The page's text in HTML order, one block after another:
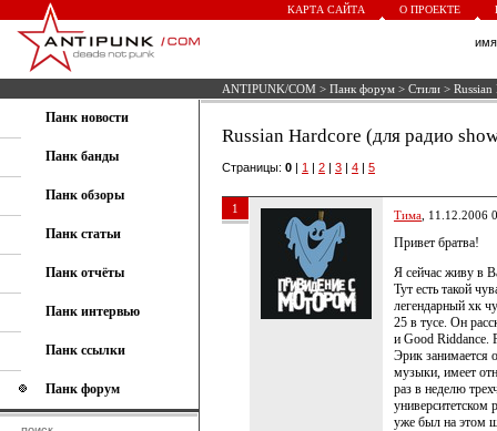
КАРТА САЙТА О ПРОЕКТЕ
ANTIPUNK/COM > Панк форум > Стили >
Панк новости
Панк банды
Панк обзоры
Панк статьи
Панк отчёты
Панк интервью
Панк ссылки
Панк форум
Russian Hardcore (для радио
Страницы: 0 | 1 | 2 | 3 | 4 | 5
1 Тима , 11.12.2006
Привет братва!
Я сейчас живу в
Тут есть такой
легендарный хк
25 в тусе. Он
и Good Riddance.
Эрик занимается
музыки, имеет
раз в неделю
уже был на этом